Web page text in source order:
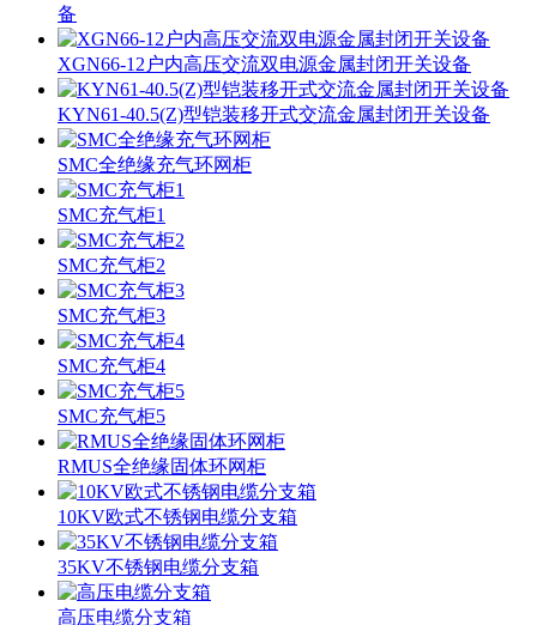
备
XGN66-12户内高压交流双电源金属封闭开关设备
KYN61-40.5(Z)型铠装移开式交流金属封闭开关设备
SMC全绝缘充气环网柜
SMC充气柜1
SMC充气柜2
SMC充气柜3
SMC充气柜4
SMC充气柜5
RMUS全绝缘固体环网柜
10KV欧式不锈钢电缆分支箱
35KV不锈钢电缆分支箱
高压电缆分支箱